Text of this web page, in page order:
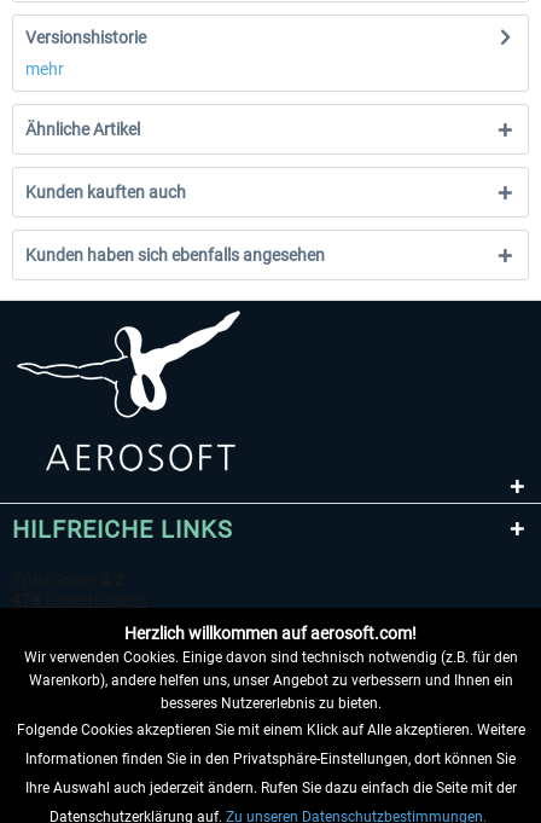
Versionshistorie
mehr
Ähnliche Artikel
Kunden kauften auch
Kunden haben sich ebenfalls angesehen
HILFREICHE LINKS
VERTRAG WIDERRUFEN
INFORMATIONEN
Herzlich willkommen auf aerosoft.com!
Wir verwenden Cookies. Einige davon sind technisch notwendig (z.B. für den
Warenkorb), andere helfen uns, unser Angebot zu verbessern und Ihnen ein
besseres Nutzererlebnis zu bieten.
Folgende Cookies akzeptieren Sie mit einem Klick auf Alle akzeptieren. Weitere
Informationen finden Sie in den Privatsphäre-Einstellungen, dort können Sie
Ihre Auswahl auch jederzeit ändern. Rufen Sie dazu einfach die Seite mit der
Datenschutzerklärung auf. Zu unseren Datenschutzbestimmungen.